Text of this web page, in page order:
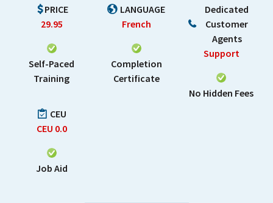
PRICE
29.95
Self-Paced
Training
LANGUAGE
French
Completion
Certificate
Dedicated
Customer
Agents
Support
No Hidden Fees
CEU
CEU 0.0
Job Aid